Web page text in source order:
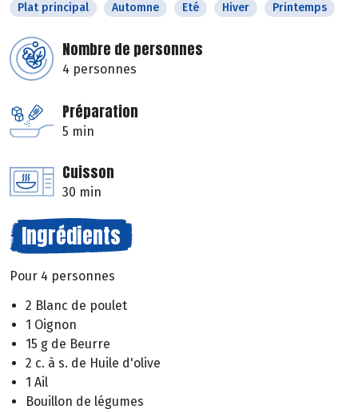
Plat principal Automne Eté Hiver Printemps
Nombre de personnes
4 personnes
Préparation
5 min
Cuisson
30 min
Ingrédients
Pour 4 personnes
2 Blanc de poulet
1 Oignon
15 g de Beurre
2 c. à s. de Huile d'olive
1 Ail
Bouillon de légumes